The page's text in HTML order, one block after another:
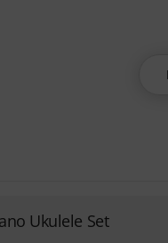
Ukulele Set